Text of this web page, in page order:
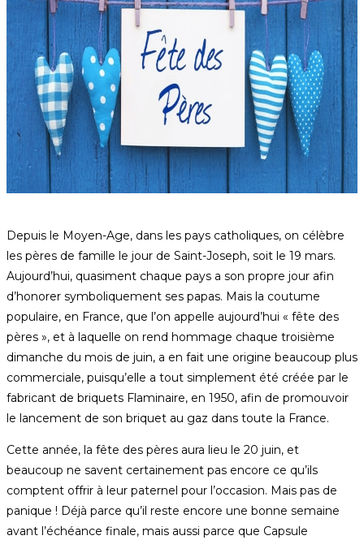
Depuis le Moyen-Age, dans les pays catholiques, on célèbre
les pères de famille le jour de Saint-Joseph, soit le 19 mars.
Aujourd’hui, quasiment chaque pays a son propre jour afin
d’honorer symboliquement ses papas. Mais la coutume
populaire, en France, que l’on appelle aujourd’hui « fête des
pères », et à laquelle on rend hommage chaque troisième
dimanche du mois de juin, a en fait une origine beaucoup plus
commerciale, puisqu’elle a tout simplement été créée par le
fabricant de briquets Flaminaire, en 1950, afin de promouvoir
le lancement de son briquet au gaz dans toute la France.
Cette année, la fête des pères aura lieu le 20 juin, et
beaucoup ne savent certainement pas encore ce qu’ils
comptent offrir à leur paternel pour l’occasion. Mais pas de
panique ! Déjà parce qu’il reste encore une bonne semaine
avant l’échéance finale, mais aussi parce que Capsule